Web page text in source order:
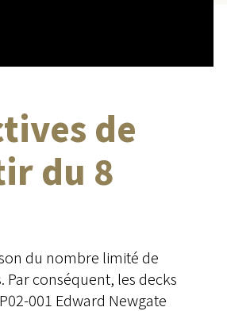
de
du 8
du nombre limité de
conséquent, les decks
001 Edward Newgate